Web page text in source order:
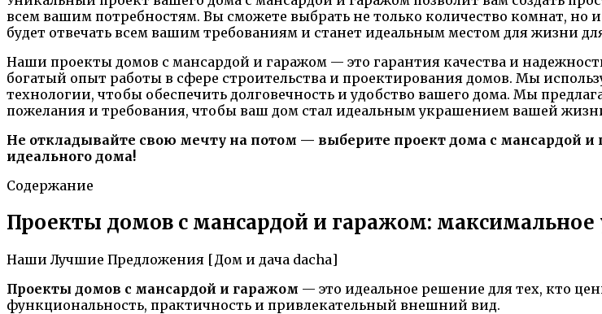
всем вашим потребностям. Вы сможете выбрать не только количество комнат,
будет отвечать всем вашим требованиям и станет идеальным местом для жизни
Наши проекты домов с мансардой и гаражом — это гарантия качества и
богатый опыт работы в сфере строительства и проектирования домов. Мы
технологии, чтобы обеспечить долговечность и удобство вашего дома. Мы
пожелания и требования, чтобы ваш дом стал идеальным украшением вашей
Не откладывайте свою мечту на потом — выберите проект дома с мансардой и
идеального дома!
Содержание
Проекты домов с мансардой и гаражом: максимальное
Наши Лучшие Предложения [Дом и дача dacha]
Проекты домов с мансардой и гаражом — это идеальное решение для тех, кто
функциональность, практичность и привлекательный внешний вид.